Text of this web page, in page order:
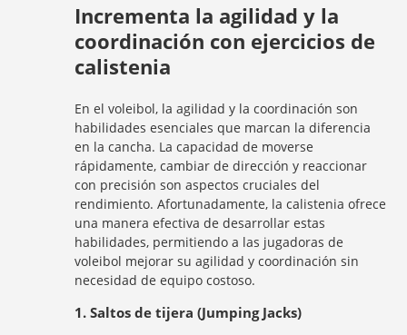
Incrementa la agilidad y la
coordinación con ejercicios de
calistenia
En el voleibol, la agilidad y la coordinación son
habilidades esenciales que marcan la diferencia
en la cancha. La capacidad de moverse
rápidamente, cambiar de dirección y reaccionar
con precisión son aspectos cruciales del
rendimiento. Afortunadamente, la calistenia ofrece
una manera efectiva de desarrollar estas
habilidades, permitiendo a las jugadoras de
voleibol mejorar su agilidad y coordinación sin
necesidad de equipo costoso.
1. Saltos de tijera (Jumping Jacks)